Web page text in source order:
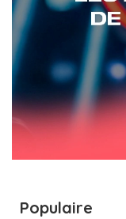
Populaire